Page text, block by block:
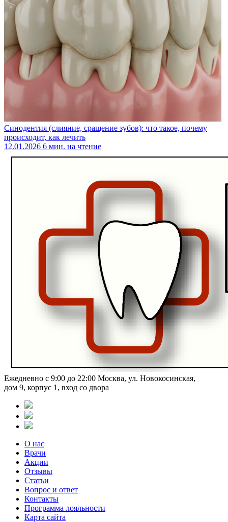
Синодентия (слияние, сращение зубов): что такое, почему
происходит, как лечить
12.01.2026 6 мин. на чтение
Ежедневно с 9:00 до 22:00 Москва, ул. Новокосинская,
дом 9, корпус 1, вход со двора
О нас
Врачи
Акции
Отзывы
Статьи
Вопрос и ответ
Контакты
Программа лояльности
Карта сайта